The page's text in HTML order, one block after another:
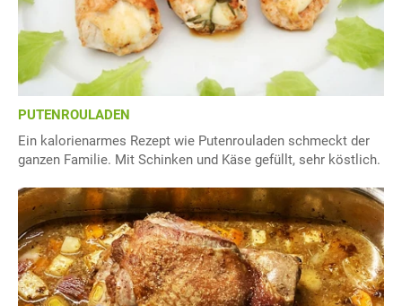
PUTENROULADEN
Ein kalorienarmes Rezept wie Putenrouladen schmeckt der
ganzen Familie. Mit Schinken und Käse gefüllt, sehr köstlich.